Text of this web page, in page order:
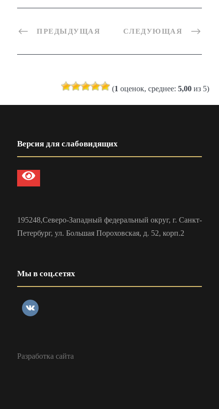
ПРЕДЫДУЩАЯ СЛЕДУЮЩАЯ
(1 оценок, среднее: 5,00 из 5)
Версия для слабовидящих
195248,Северо-Западный федеральный округ, г. Санкт-
Петербург, ул. Большая Пороховская, д. 52, корп.2
Мы в соц.сетях
Разработка сайта